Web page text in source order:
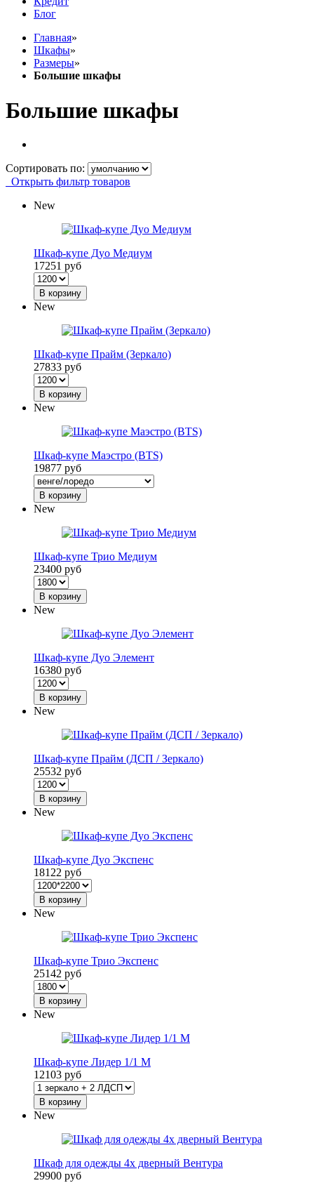
Блог
Главная»
Шкафы»
Размеры»
Большие шкафы
Большие шкафы
Сортировать по:
Открыть фильтр товаров
New
Шкаф-купе Дуо Медиум
17251 руб
В корзину
New
Шкаф-купе Прайм (Зеркало)
27833 руб
В корзину
New
Шкаф-купе Маэстро (BTS)
19877 руб
В корзину
New
Шкаф-купе Трио Медиум
23400 руб
В корзину
New
Шкаф-купе Дуо Элемент
16380 руб
В корзину
New
Шкаф-купе Прайм (ДСП / Зеркало)
25532 руб
В корзину
New
Шкаф-купе Дуо Экспенс
18122 руб
В корзину
New
Шкаф-купе Трио Экспенс
25142 руб
В корзину
New
Шкаф-купе Лидер 1/1 М
12103 руб
В корзину
New
Шкаф для одежды 4х дверный Вентура
29900 руб